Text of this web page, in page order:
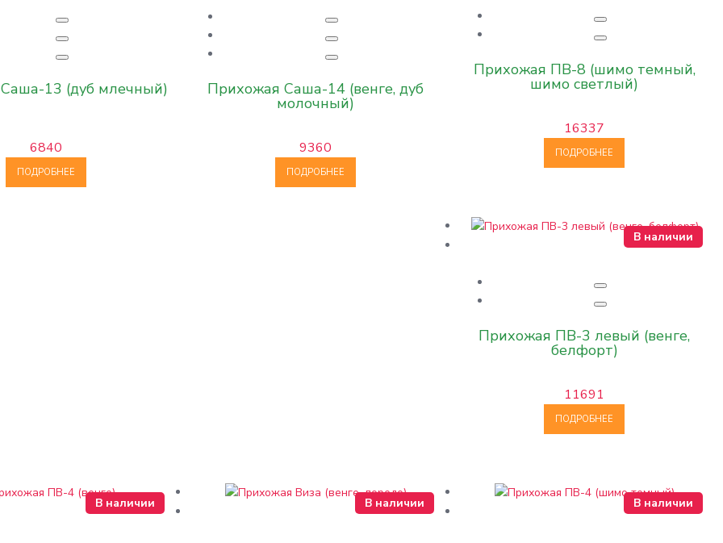
13 (дуб млечный)
6840
ПОДРОБНЕЕ
Прихожая Саша-14 (венге, дуб
молочный)
9360
ПОДРОБНЕЕ
Прихожая ПВ-8 (шимо темный,
шимо светлый)
16337
ПОДРОБНЕЕ
В наличии
Прихожая ПВ-3 левый (венге,
белфорт)
11691
ПОДРОБНЕЕ
В наличии В наличии В наличии